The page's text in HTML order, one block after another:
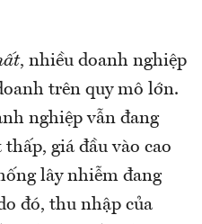
, nhiều doanh nghiệp
trên quy mô lớn.
nghiệp vẫn đang
giá đầu vào cao
lây nhiễm đang
đó, thu nhập của